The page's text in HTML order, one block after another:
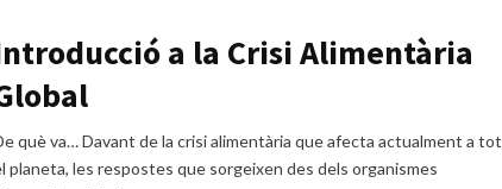
a la Crisi Alimentària
què va… Davant de la crisi alimentària que afecta actualment a tot
planeta, les respostes que sorgeixen des dels organismes